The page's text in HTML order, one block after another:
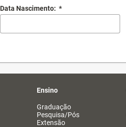
Data Nascimento: *
Ensino
Graduação
Pesquisa/Pós
Extensão